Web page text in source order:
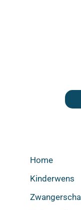
Home
Kinderwens